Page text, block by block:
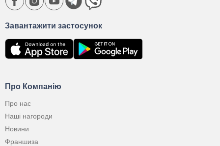
Про Компанію
Про нас
Наші нагороди
Новини
Франшиза
Завантажити застосунок